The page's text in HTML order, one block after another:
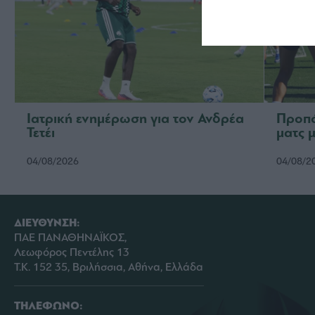
Ιατρική ενημέρωση για τον Ανδρέα
Τετέι
04/08/2026
ματς
04/08/
ΔΙΕΥΘΥΝΣΗ:
ΠΑΕ ΠΑΝΑΘΗΝΑΪΚΟΣ,
Λεωφόρος Πεντέλης 13
Τ.Κ. 152 35, Βριλήσσια, Αθήνα, Ελλάδα
ΤΗΛΕΦΩΝΟ: